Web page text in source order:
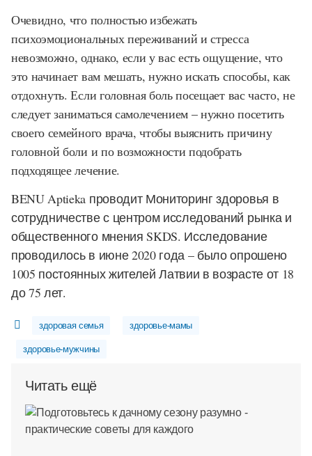
Очевидно, что полностью избежать
психоэмоциональных переживаний и стресса
невозможно, однако, если у вас есть ощущение, что
это начинает вам мешать, нужно искать способы, как
отдохнуть. Если головная боль посещает вас часто, не
следует заниматься самолечением – нужно посетить
своего семейного врача, чтобы выяснить причину
головной боли и по возможности подобрать
подходящее лечение.
BENU Aptieka проводит Мониторинг здоровья в
сотрудничестве с центром исследований рынка и
общественного мнения SKDS. Исследование
проводилось в июне 2020 года – было опрошено
1005 постоянных жителей Латвии в возрасте от 18
до 75 лет.
здоровая семья здоровье-мамы
здоровье-мужчины
Читать ещё